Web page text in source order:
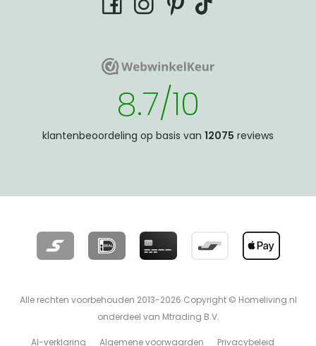
facebookinstagram
pinterest
tiktok
WebwinkelKeurWebwinkelKeur
8.7/10
klantenbeoordeling op basis van 12075 reviews
Alle rechten voorbehouden 2013-2026 Copyright © Homeliving.nl
onderdeel van Mtrading B.V.
AI-verklaring Algemene voorwaarden Privacybeleid